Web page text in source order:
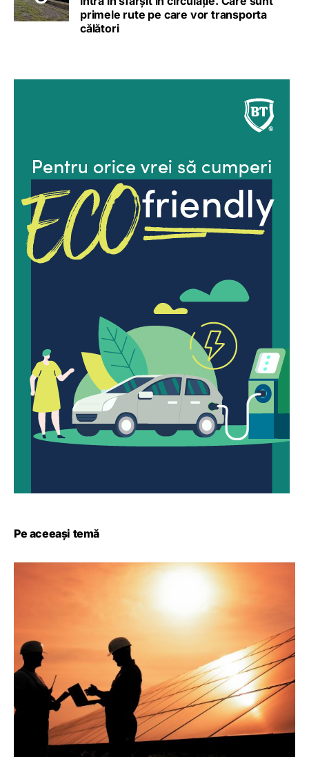
primele rute pe care vor transporta
călători
Pe aceeași temă